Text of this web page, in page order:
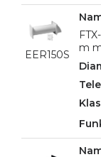
EER150S
m